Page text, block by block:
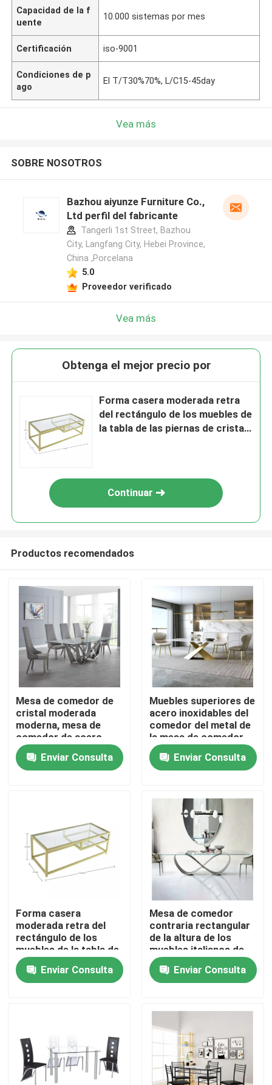
Hogar
Productos
Viaje de la fábrica
Éntrenos en contacto con
Pida una cita
Muebles de la sala de estar
Muebles del comedor
Capacidad de la f
uente
10.000 sistemas por mes
Certificación iso-9001
Condiciones de p
ago
El T/T30%70%, L/C15-45day
Vea más
SOBRE NOSOTROS
Bazhou aiyunze Furniture Co.,
Ltd perfil del fabricante
Tangerli 1st Street, Bazhou
City, Langfang City, Hebei Province,
China ,Porcelana
5.0
Proveedor verificado
Vea más
Obtenga el mejor precio por
Forma casera moderada retra
del rectángulo de los muebles de
la tabla de las piernas de cristal
Continuar
Productos recomendados
Mesa de comedor de
cristal moderada
moderna, mesa de
comedor de acero
inoxidable del estilo
francésEnviar Consulta
Muebles superiores de
acero inoxidables del
comedor del metal de
la mesa de comedor
los 220*120*75cm del
mármol del rectángulo
Enviar Consulta
Forma casera
moderada retra del
rectángulo de los
muebles de la tabla de
las piernas de cristal
del metalEnviar Consulta
Mesa de comedor
contraria rectangular
de la altura de los
muebles italianos de
lujo del comedor
Enviar Consulta